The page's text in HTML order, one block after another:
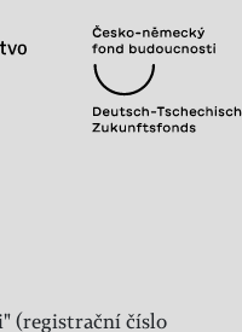
(registrační číslo